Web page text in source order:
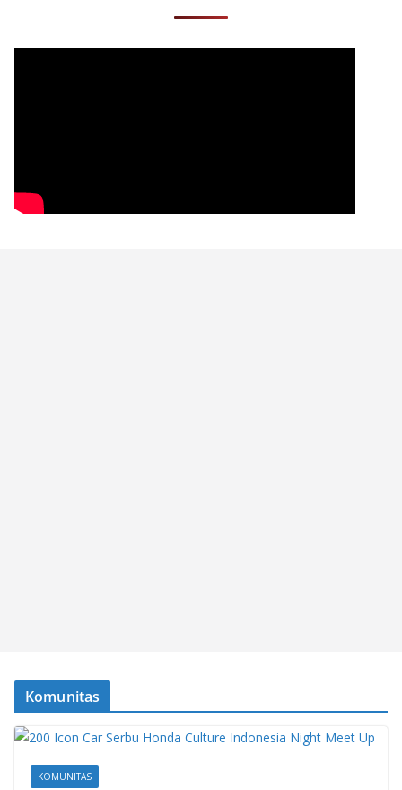
Komunitas
KOMUNITAS